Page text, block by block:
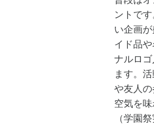
ントで
い企画
イド品
ナルロ
ます。
や友人
空気を味
（学園